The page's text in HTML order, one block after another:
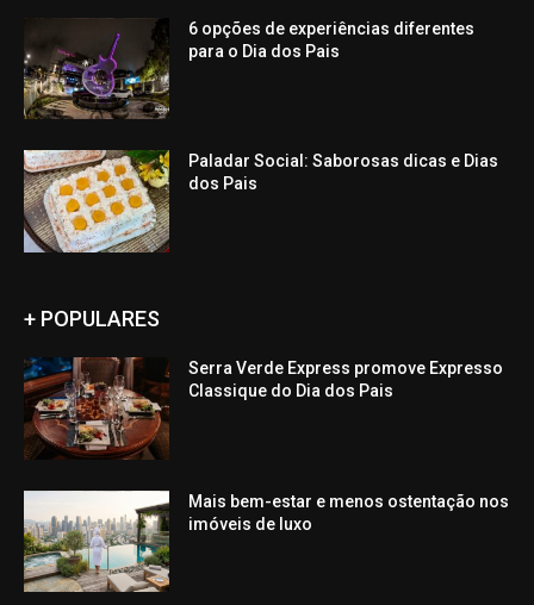
6 opções de experiências diferentes
para o Dia dos Pais
Paladar Social: Saborosas dicas e Dias
dos Pais
+ POPULARES
Serra Verde Express promove Expresso
Classique do Dia dos Pais
Mais bem-estar e menos ostentação nos
imóveis de luxo